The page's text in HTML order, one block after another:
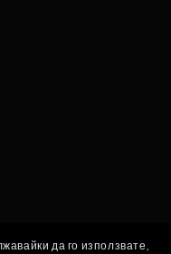
да го използвате,